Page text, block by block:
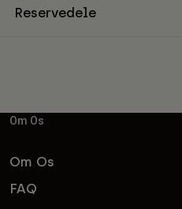
Reservedele
Om Os
Om Os
FAQ